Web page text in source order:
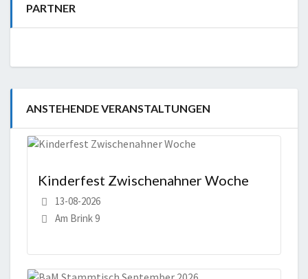
PARTNER
ANSTEHENDE VERANSTALTUNGEN
Kinderfest Zwischenahner Woche
13-08-2026
Am Brink 9